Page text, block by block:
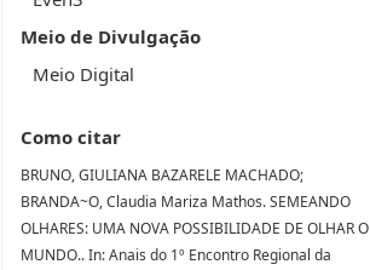
Meio de Divulgação
Meio Digital
Como citar
BRUNO, GIULIANA BAZARELE MACHADO;
BRANDA~O, Claudia Mariza Mathos. SEMEANDO
OLHARES: UMA NOVA POSSIBILIDADE DE OLHAR O
MUNDO.. In: Anais do 1º Encontro Regional da